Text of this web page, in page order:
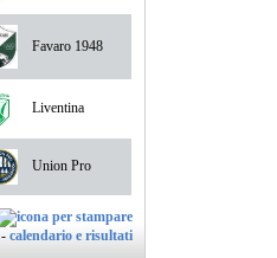
Favaro 1948
Liventina
Union Pro
-calendario e risultati